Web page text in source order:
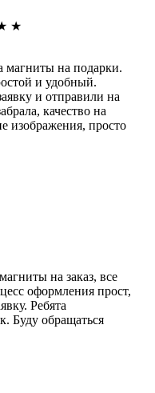
★
магниты на подарки.
и удобный.
и отправили на
качество на
изображения, просто
на заказ, все
оформления прост,
Ребята
Буду обращаться